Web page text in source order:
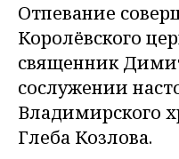
Отпевание
Королёвского
священник
сослужении
Владимирского
Глеба Козлова.